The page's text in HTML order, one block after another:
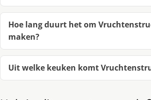
Hoe lang duurt het om
maken?
Uit welke keuken komt